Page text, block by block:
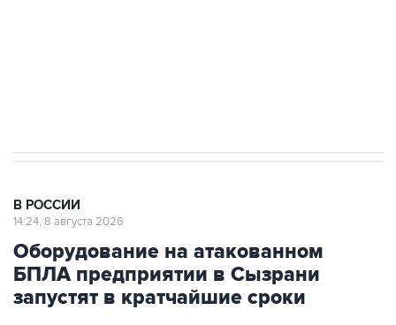
В РОССИИ
14:24, 8 августа 2026
Оборудование на атакованном
БПЛА предприятии в Сызрани
запустят в кратчайшие сроки